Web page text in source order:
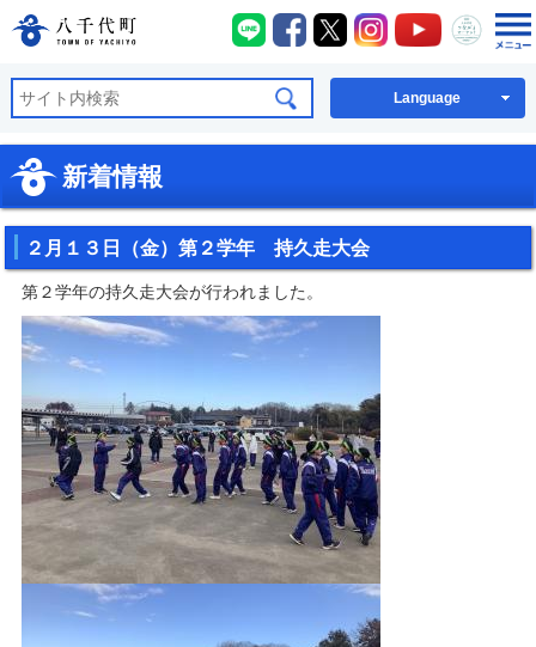
八千代町公式ホームページ
八千代町LINE
八千代町Facebook
八千代町X八千代町Instagram
八千代町
八千
Language
新着情報
２月１３日（金）第２学年 持久走大会
第２学年の持久走大会が行われました。